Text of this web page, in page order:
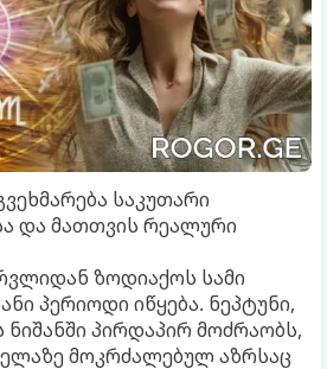
საკუთარი
და მათთვის რეალური
ზოდიაქოს სამი
პერიოდი იწყება. ნეპტუნი,
პირდაპირ მოძრაობს,
მოკრძალებულ აზრსაც